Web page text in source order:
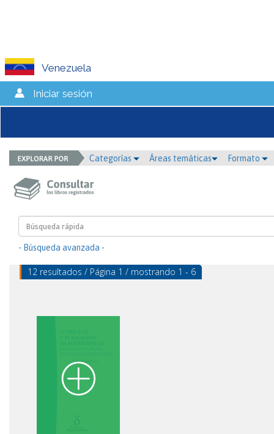
Venezuela
Iniciar sesión
Categorías Áreas temáticas Formato
- Búsqueda avanzada -
12 resultados / Página 1 / mostrando 1 - 6